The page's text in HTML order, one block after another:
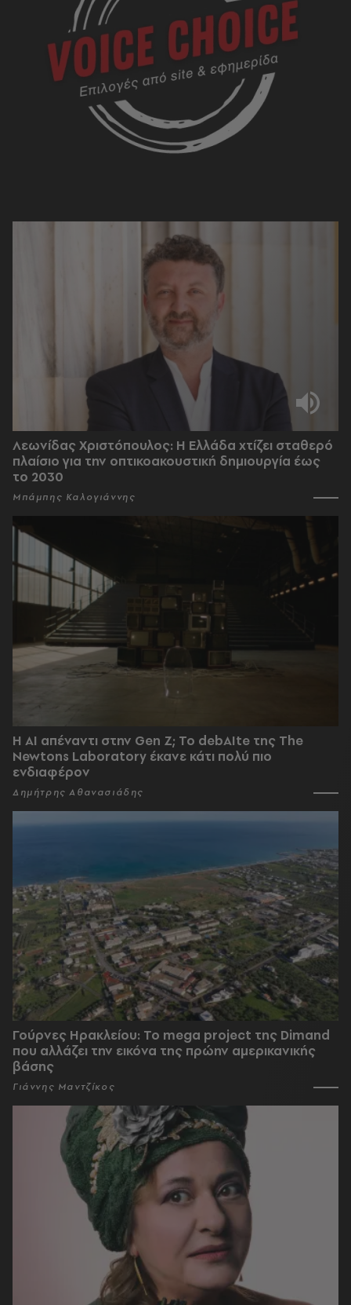
Λεωνίδας Χριστόπουλος: Η Ελλάδα χτίζει σταθερό
πλαίσιο για την οπτικοακουστική δημιουργία έως
το 2030
Μπάμπης Καλογιάννης
Η AI απέναντι στην Gen Z; Το debAIte της The
Newtons Laboratory έκανε κάτι πολύ πιο
ενδιαφέρον
Δημήτρης Αθανασιάδης
Γούρνες Ηρακλείου: To mega project της Dimand
που αλλάζει την εικόνα της πρώην αμερικανικής
βάσης
Γιάννης Μαντζίκος